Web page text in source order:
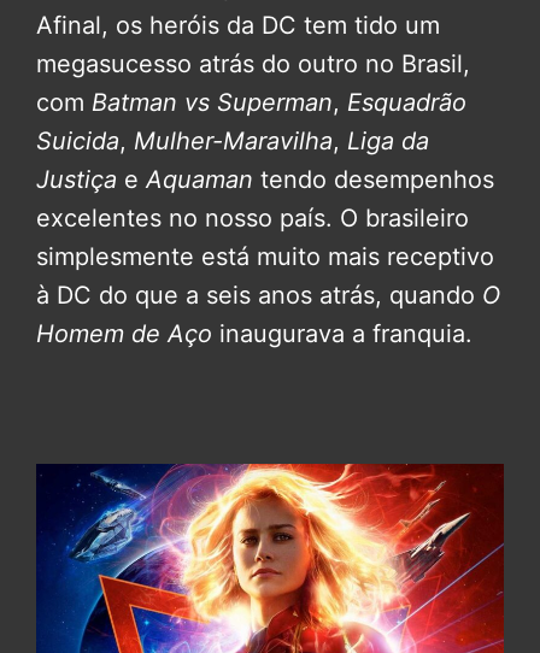
Afinal, os heróis da DC tem tido um
megasucesso atrás do outro no Brasil,
com Batman vs Superman, Esquadrão
Suicida, Mulher-Maravilha, Liga da
Justiça e Aquaman tendo desempenhos
excelentes no nosso país. O brasileiro
simplesmente está muito mais receptivo
à DC do que a seis anos atrás, quando O
Homem de Aço inaugurava a franquia.